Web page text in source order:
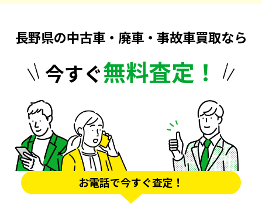
長野県の中古車・廃車・事故車買取なら
今すぐ無料査定！
お電話で今すぐ査定！